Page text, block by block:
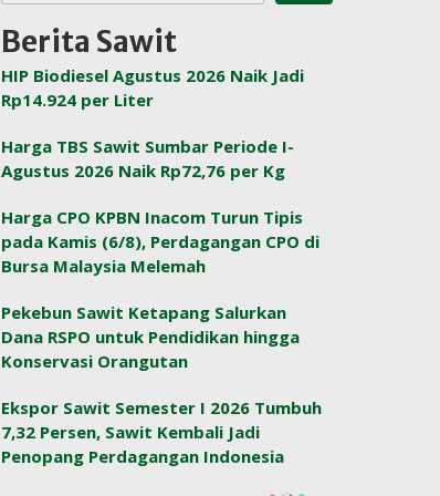
Berita Sawit
HIP Biodiesel Agustus 2026 Naik Jadi
Rp14.924 per Liter
Harga TBS Sawit Sumbar Periode I-
Agustus 2026 Naik Rp72,76 per Kg
Harga CPO KPBN Inacom Turun Tipis
pada Kamis (6/8), Perdagangan CPO di
Bursa Malaysia Melemah
Pekebun Sawit Ketapang Salurkan
Dana RSPO untuk Pendidikan hingga
Konservasi Orangutan
Ekspor Sawit Semester I 2026 Tumbuh
7,32 Persen, Sawit Kembali Jadi
Penopang Perdagangan Indonesia